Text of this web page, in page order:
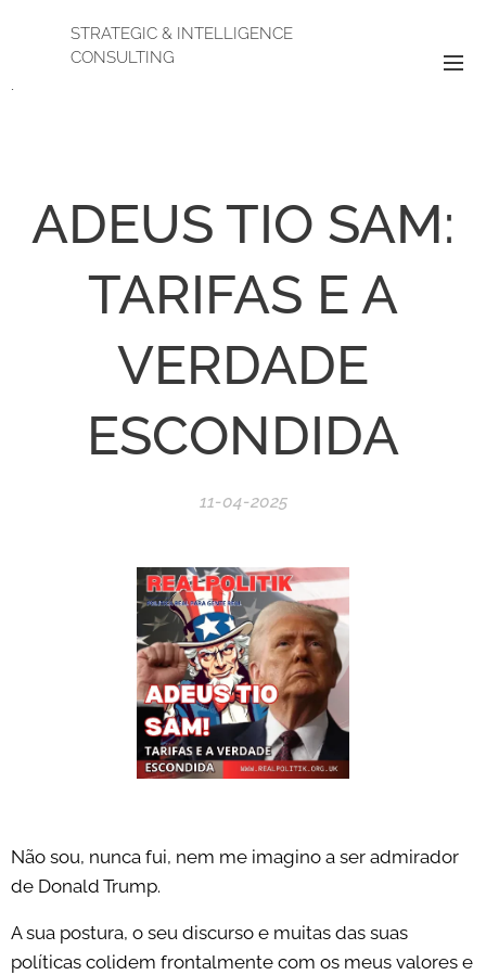
STRATEGIC & INTELLIGENCE
CONSULTING
.
ADEUS TIO SAM:
TARIFAS E A
VERDADE
ESCONDIDA
11-04-2025
Não sou, nunca fui, nem me imagino a ser admirador
de Donald Trump.
A sua postura, o seu discurso e muitas das suas
políticas colidem frontalmente com os meus valores e